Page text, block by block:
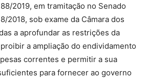
2019, em tramitação no Senado
2018, sob exame da Câmara dos
a aprofundar as restrições da
a ampliação do endividamento
correntes e permitir a sua
para fornecer ao governo